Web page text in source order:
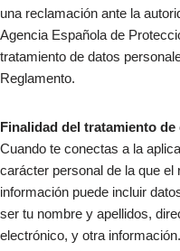
una reclamación ante la
Agencia Española de
tratamiento de datos
Reglamento.
Finalidad del tratamiento
Cuando te conectas a la
carácter personal de la que
información puede incluir
ser tu nombre y apellidos,
electrónico, y otra